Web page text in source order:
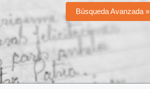
Búsqueda Avanzada »